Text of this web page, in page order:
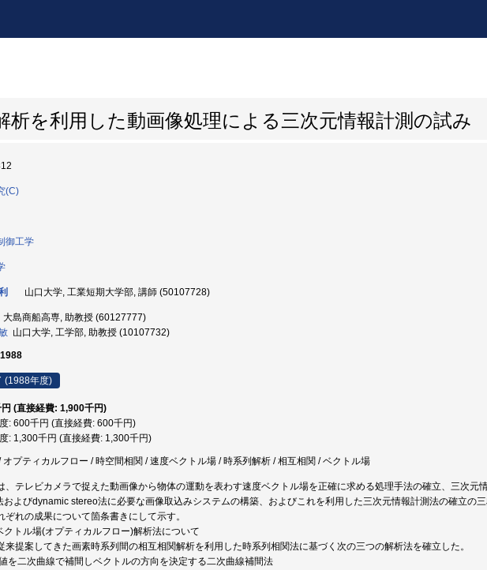
析を利用した動画像処理による三次元情報計測の試み
(C)
御工学
山口大学, 工業短期大学部, 講師 (50107728)
大島商船高専, 助教授 (60127777)
山口大学, 工学部, 助教授 (10107732)
(1988年度)
(直接経費: 1,900千円)
: 600千円 (直接経費: 600千円)
: 1,300千円 (直接経費: 1,300千円)
オプティカルフロー / 時空間相関 / 速度ベクトル場 / 時系列解析 / 相互相関 / ベクトル場
、テレビカメラで捉えた動画像から物体の運動を表わす速度ベクトル場を正確に求める処理手法の確立、三次元
およびdynamic stereo法に必要な画像取込みシステムの構築、およびこれを利用した三次元情報計測法の確立の
ぞれの成果について箇条書きにして示す。
クトル場(オプティカルフロー)解析法について
来提案してきた画素時系列間の相互相関解析を利用した時系列相関法に基づく次の三つの解析法を確立した。
を二次曲線で補間しベクトルの方向を決定する二次曲線補間法